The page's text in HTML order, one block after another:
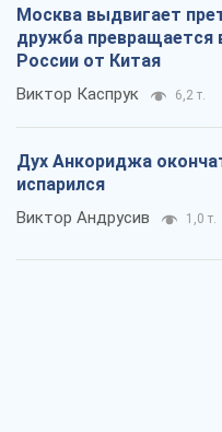
Москва выдвигает
дружба превращается
России от Китая
Виктор Каспрук 6,2 т.
Дух Анкориджа
испарился
Виктор Андрусив 1,0 т.